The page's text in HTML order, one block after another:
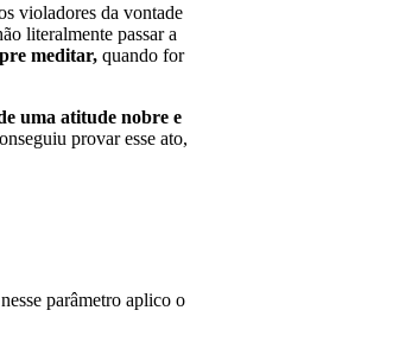
violadores da vontade
literalmente passar a
meditar, quando for
uma atitude nobre e
provar esse ato,
parâmetro aplico o